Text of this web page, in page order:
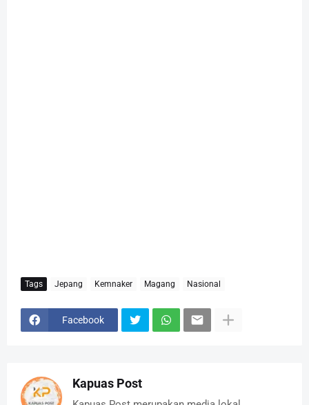
Tags Jepang Kemnaker Magang Nasional
Facebook
Kapuas Post